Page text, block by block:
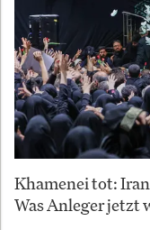
Khamenei tot:
Was Anleger jetzt